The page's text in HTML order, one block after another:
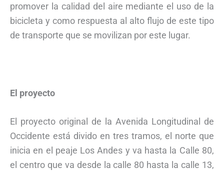
promover la calidad del aire mediante el uso de la
bicicleta y como respuesta al alto flujo de este tipo
de transporte que se movilizan por este lugar.
El proyecto
El proyecto original de la Avenida Longitudinal de
Occidente está divido en tres tramos, el norte que
inicia en el peaje Los Andes y va hasta la Calle 80,
el centro que va desde la calle 80 hasta la calle 13,